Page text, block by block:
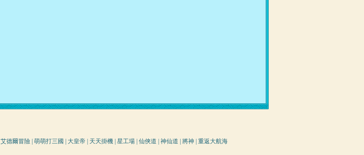
艾德爾冒險 萌萌打三國 大皇帝 天天掛機 星工場 仙俠道 神仙道 將神 重返大航海